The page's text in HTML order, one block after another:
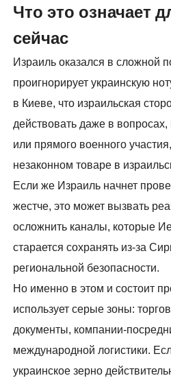
Что это означает
сейчас
Израиль оказался в сложной
проигнорирует украинскую
в Киеве, что израильская
действовать даже в
или прямого военного
незаконном товаре в
Если же Израиль начнет
жестче, это может вызвать
осложнить каналы, которые
старается сохранять из-за
региональной безопасности.
Но именно в этом и состоит
использует серые зоны:
документы, компании-
международной логистики.
украинское зерно